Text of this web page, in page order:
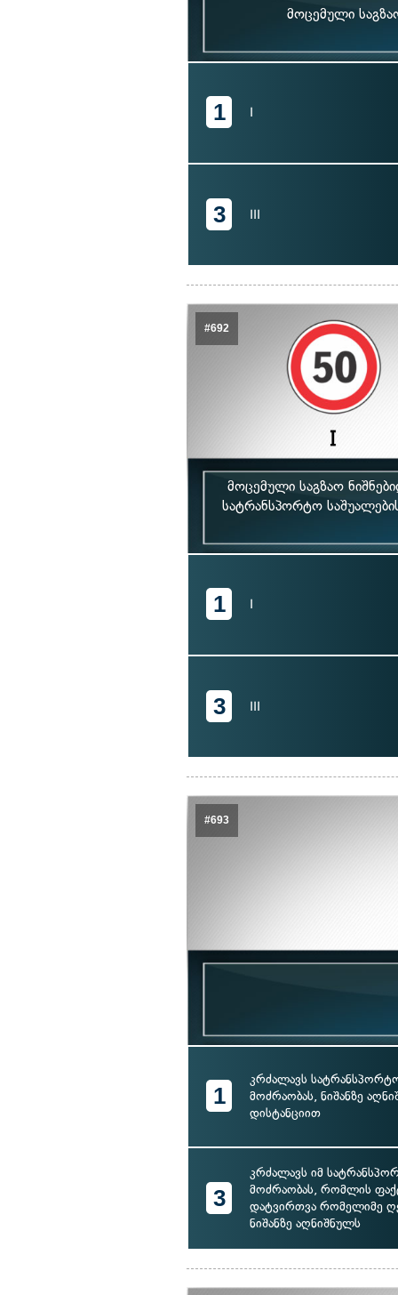
მოცემული
1 I
3 III
#692
მოცემული საგზაო
სატრანსპორტო
1 I
3 III
#693
1
კრძალავს
მოძრაობას, ნიშანზე
დისტანციით
3
კრძალავს იმ
მოძრაობას, რომლის
დატვირთვა რომელიმე
ნიშანზე აღნიშნულს